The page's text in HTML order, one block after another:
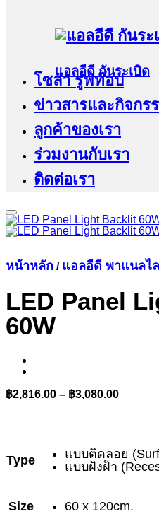
แอลอีดี กันระเบิด
โซล่า รูฟท๊อป
ข่าวสารและกิจกร
ลูกค้าของเรา
ร่วมงานกับเรา
ติดต่อเรา
หน้าหลัก / แอลอีดี พาแนลไ
LED Panel
60W
฿2,816.00 – ฿3,080.00Price
Type
แบบติดลอย
แบบฝังฝ้า
Size 60 x 120cm.